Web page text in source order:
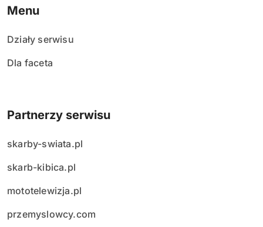
Menu
Działy serwisu
Dla faceta
Partnerzy serwisu
skarby-swiata.pl
skarb-kibica.pl
mototelewizja.pl
przemyslowcy.com